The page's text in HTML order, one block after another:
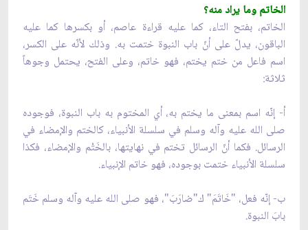
الخاتم وما يراد منه؟
الخاتم، بفتح التاء، كما عليه قراءة عاصم، أو بكسرها كما عليه
الباقون، يدلّ على أنّ باب النبوة ختمت به. وذلك لأنّه على الكسر،
اسم فاعل من ختم يختم، فهو خاتم، وعلى الفتح، يحتمل وجوهاً
ثلاثة:
أ- إنّه اسم بمعنى ما يختم به، أي المختوم به باب النبوة، فوجوده
صلى الله عليه وآله وسلم في سلسلة الأنبياء، كالختم والإمضاء في
الرسائل. فكما أنّ الرسائل تختم في نهايتها، بالخَتْم والإمضاء، فكذا
سلسلة الأنبياء ختمت بوجوده، فهو خاتم الإنبياء.
ب- إنّه فعل، "خَاتَمَ" ك"ضارَبَ"، فهو صلى الله عليه وآله وسلم خَتَم
بابَ النبوة.